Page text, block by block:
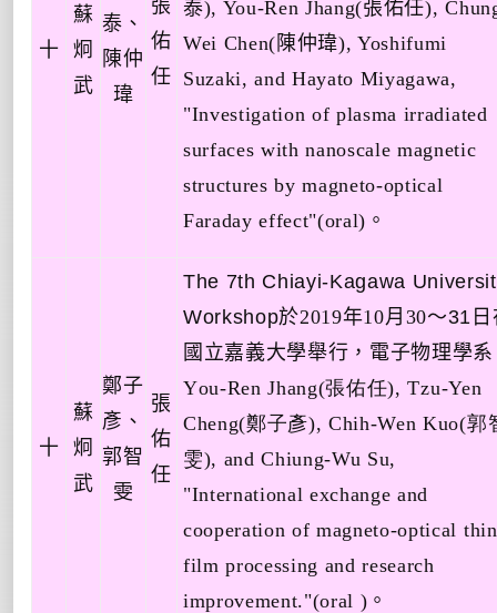
十
蘇
炯
武
泰、
陳仲
瑋
張
佑
任
泰), You-Ren Jhang(張佑任),
Wei Chen( 陳仲瑋), Yoshifumi
Suzaki, and Hayato Miyagawa,
"Investigation of plasma irradiated
surfaces with nanoscale magnetic
structures by magneto-optical
Faraday effect"(oral) 。
十
蘇
炯
武
鄭子
彥、
郭智
雯
張
佑
任
The 7th Chiayi-Kagawa
Workshop於2019年10月 30～31
國立嘉義大學舉行 ，電子物理學系
You-Ren Jhang(張佑任), Tzu-Yen
Cheng(鄭子彥), Chih-Wen Kuo(郭
雯), and Chiung-Wu Su,
"International exchange and
cooperation of magneto-optical thin
film processing and research
improvement."(oral ) 。